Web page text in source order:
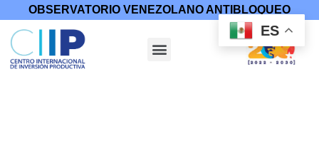
OBSERVATORIO VENEZOLANO ANTIBLOQUEO
ES